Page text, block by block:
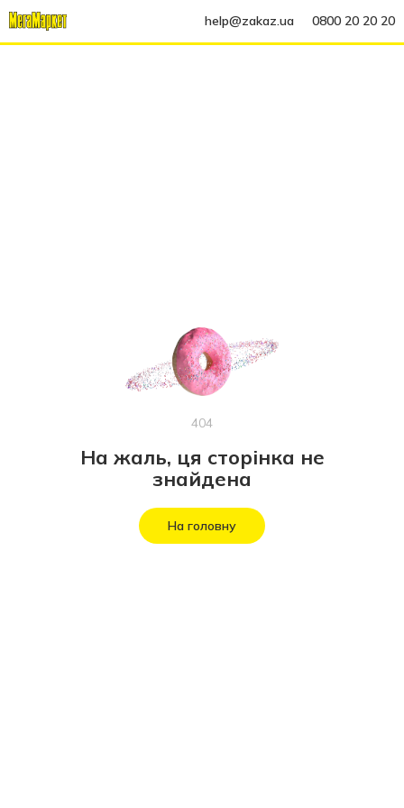
help@zakaz.ua 0800 20 20 20
404
На жаль, ця сторінка не
знайдена
На головну